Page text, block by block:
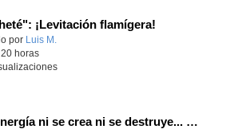
¡Levitación flamígera!
educativo.
por Luis M.
20 horas
La energía ni se crea ni se destruye... ¡se experimenta! El Tierno en la Feria Madrid es Ciencia 2026